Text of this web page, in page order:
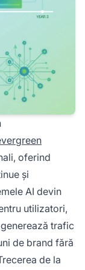
oferind
și
AI devin
utilizatori,
trafic
de brand fără
de la